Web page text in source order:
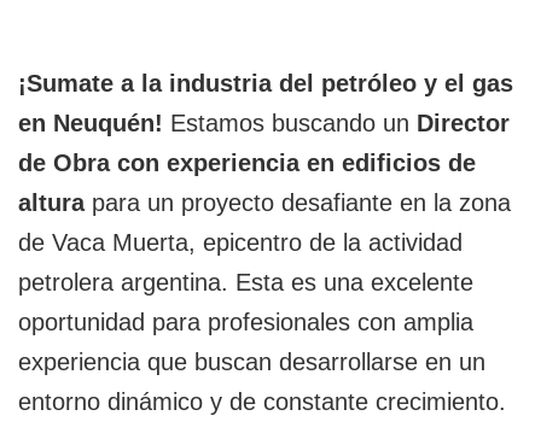
¡Sumate a la industria del petróleo y el gas
en Neuquén! Estamos buscando un Director
de Obra con experiencia en edificios de
alturapara un proyecto desafiante en la zona
de Vaca Muerta, epicentro de la actividad
petrolera argentina. Esta es una excelente
oportunidad para profesionales con amplia
experiencia que buscan desarrollarse en un
entorno dinámico y de constante crecimiento.